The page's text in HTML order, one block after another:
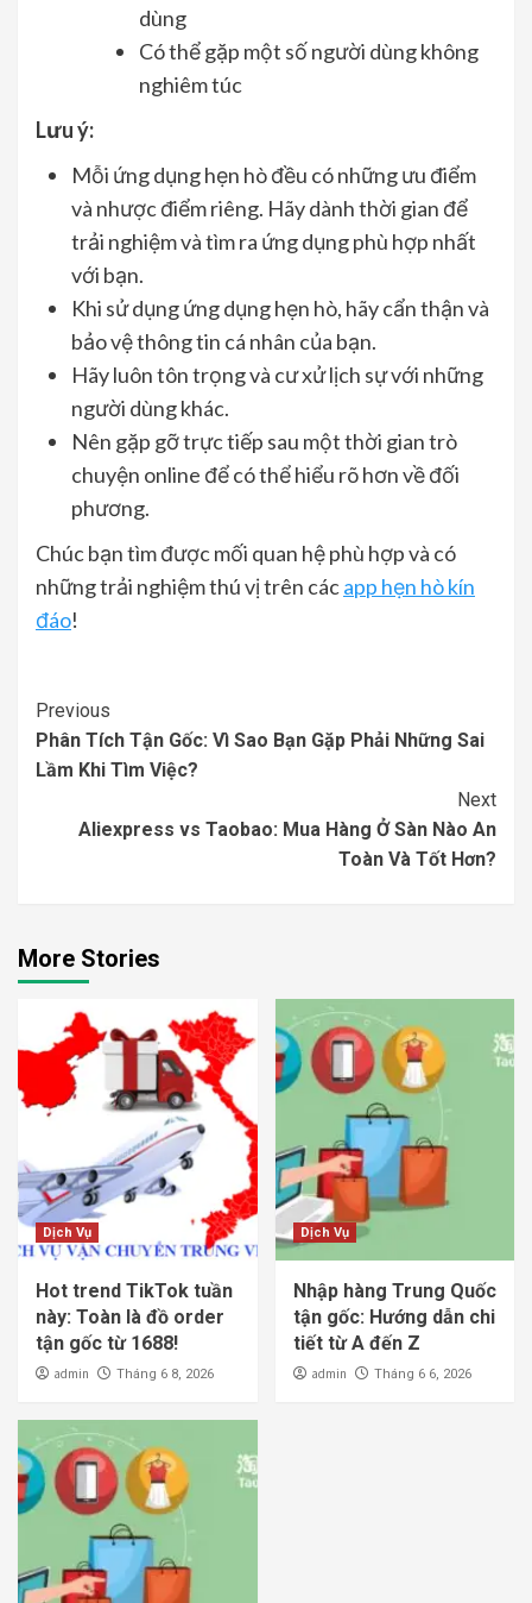
dùng
Có thể gặp một số người dùng không
nghiêm túc
Lưu ý:
Mỗi ứng dụng hẹn hò đều có những ưu điểm
và nhược điểm riêng. Hãy dành thời gian để
trải nghiệm và tìm ra ứng dụng phù hợp nhất
với bạn.
Khi sử dụng ứng dụng hẹn hò, hãy cẩn thận và
bảo vệ thông tin cá nhân của bạn.
Hãy luôn tôn trọng và cư xử lịch sự với những
người dùng khác.
Nên gặp gỡ trực tiếp sau một thời gian trò
chuyện online để có thể hiểu rõ hơn về đối
phương.
Chúc bạn tìm được mối quan hệ phù hợp và có
những trải nghiệm thú vị trên cácapp hẹn hò kín
đáo!
Continue
Reading
Previous
Phân Tích Tận Gốc: Vì Sao Bạn Gặp Phải Những Sai
Lầm Khi Tìm Việc?
Next
Aliexpress vs Taobao: Mua Hàng Ở Sàn Nào An
Toàn Và Tốt Hơn?
More Stories
Dịch Vụ
Hot trend TikTok tuần
này: Toàn là đồ order
tận gốc từ 1688!
admin Tháng 6 8, 2026
Dịch Vụ
Nhập hàng Trung Quốc
tận gốc: Hướng dẫn chi
tiết từ A đến Z
admin Tháng 6 6, 2026